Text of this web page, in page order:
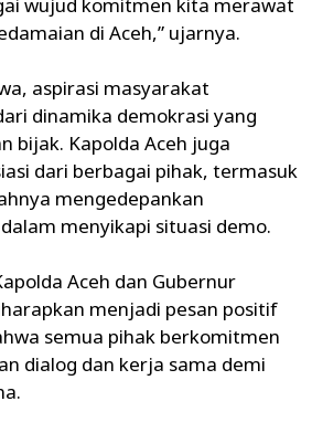
wujud komitmen kita merawat
di Aceh,” ujarnya.
aspirasi masyarakat
dinamika demokrasi yang
bijak. Kapolda Aceh juga
dari berbagai pihak, termasuk
mengedepankan
menyikapi situasi demo.
Aceh dan Gubernur
menjadi pesan positif
semua pihak berkomitmen
dialog dan kerja sama demi